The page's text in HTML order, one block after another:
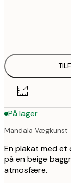
På lager
Mandala Vægkunst
En plakat med
på en beige
atmosfære.